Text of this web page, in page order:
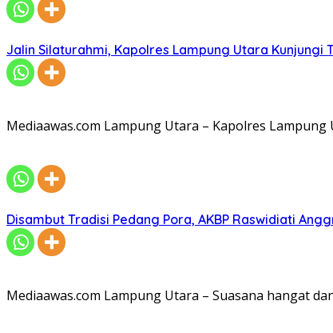
Jalin Silaturahmi, Kapolres Lampung Utara
Mediaawas.com Lampung Utara – Kapolres
Disambut Tradisi Pedang Pora, AKBP Raswidiati
Mediaawas.com Lampung Utara – Suasana hangat